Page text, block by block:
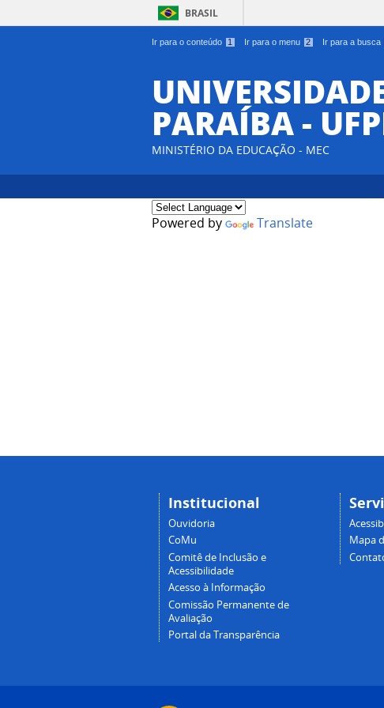
Ir para o conteúdo 1 Ir para o menu 2 Ir para a busca
BRASIL
PARAÍBA -
MINISTÉRIO DA EDUCAÇÃO - MEC
Powered by Translate
Institucional
Ouvidoria
CoMu
Comitê de Inclusão e
Acessibilidade
Acesso à Informação
Comissão Permanente de
Avaliação
Portal da Transparência
Mapa